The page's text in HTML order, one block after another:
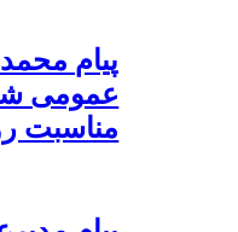
پیام
عمومی
مناسبت